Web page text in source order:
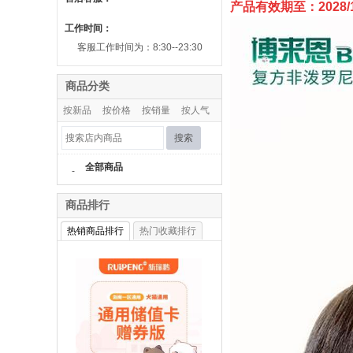
产品有效期至：2028/
工作时间：
客服工作时间为：8:30--23:30
商品分类
按新品 按价格 按销量 按人气
搜索
- 全部商品
商品排行
热销商品排行 热门收藏排行